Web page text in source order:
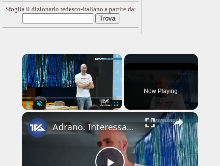
Sfoglia il dizionario tedesco-italiano a partire da:
×
Now Playing
×
Adrano. Interessante incontro al liceo “Verga” con il prof. Fabio Gamberini. Studenti del Linguistic